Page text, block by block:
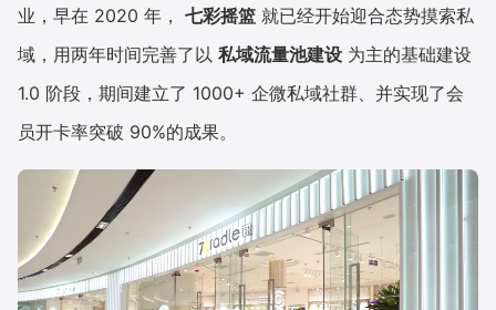
增长俱乐部
增长俱乐部 有赞商盟
商家社区
合作共进
入驻有赞 认证代理商
认证服务商 设计服务商
业，早在 2020 年， 七彩摇篮 就已经开始迎合态势摸索私
域，用两年时间完善了以 私域流量池建设 为主的基础建设
1.0 阶段，期间建立了 1000+ 企微私域社群、并实现了会
员开卡率突破 90%的成果。